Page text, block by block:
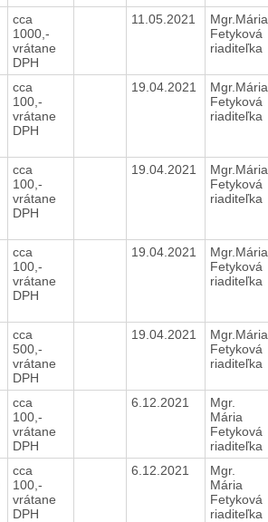
cca
1000,-
vrátane
DPH
11.05.2021
Mgr.Mária
Fetyková
riaditeľka
cca
100,-
vrátane
DPH
19.04.2021
Mgr.Mária
Fetyková
riaditeľka
cca
100,-
vrátane
DPH
19.04.2021
Mgr.Mária
Fetyková
riaditeľka
cca
100,-
vrátane
DPH
19.04.2021
Mgr.Mária
Fetyková
riaditeľka
cca
500,-
vrátane
DPH
19.04.2021
Mgr.Mária
Fetyková
riaditeľka
cca
100,-
vrátane
DPH
6.12.2021
Mgr.
Mária
Fetyková
riaditeľka
cca
100,-
vrátane
DPH
6.12.2021
Mgr.
Mária
Fetyková
riaditeľka